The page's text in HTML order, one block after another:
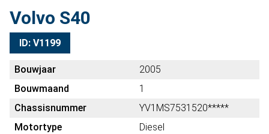
Volvo S40
ID: V1199
Bouwjaar
2005
Bouwmaand
1
Chassisnummer
YV1MS7531520*****
Motortype
Diesel